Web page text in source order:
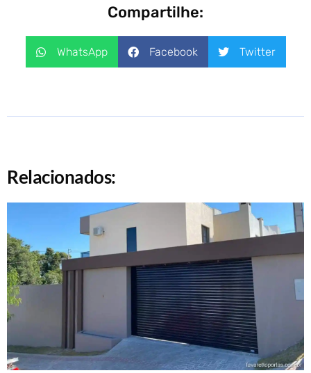
Compartilhe:
WhatsApp Facebook Twitter
Relacionados: